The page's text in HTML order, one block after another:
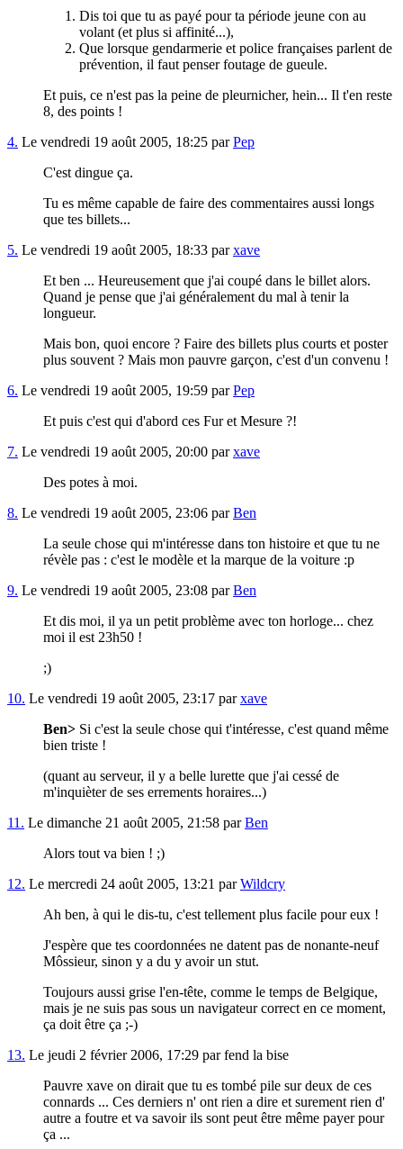
Dis toi que tu as payé pour ta période jeune con au
volant (et plus si affinité...),
Que lorsque gendarmerie et police françaises parlent de
prévention, il faut penser foutage de gueule.
Et puis, ce n'est pas la peine de pleurnicher, hein... Il t'en reste
8, des points !
4. Le vendredi 19 août 2005, 18:25 parPep
C'est dingue ça.
Tu es même capable de faire des commentaires aussi longs
que tes billets...
5. Le vendredi 19 août 2005, 18:33 parxave
Et ben ... Heureusement que j'ai coupé dans le billet alors.
Quand je pense que j'ai généralement du mal à tenir la
longueur.
Mais bon, quoi encore ? Faire des billets plus courts et poster
plus souvent ? Mais mon pauvre garçon, c'est d'un convenu !
6. Le vendredi 19 août 2005, 19:59 parPep
Et puis c'est qui d'abord ces Fur et Mesure ?!
7. Le vendredi 19 août 2005, 20:00 parxave
Des potes à moi.
8. Le vendredi 19 août 2005, 23:06 parBen
La seule chose qui m'intéresse dans ton histoire et que tu ne
révèle pas : c'est le modèle et la marque de la voiture :p
9. Le vendredi 19 août 2005, 23:08 parBen
Et dis moi, il ya un petit problème avec ton horloge... chez
moi il est 23h50 !
;)
10. Le vendredi 19 août 2005, 23:17 parxave
Ben> Si c'est la seule chose qui t'intéresse, c'est quand même
bien triste !
(quant au serveur, il y a belle lurette que j'ai cessé de
m'inquièter de ses errements horaires...)
11. Le dimanche 21 août 2005, 21:58 parBen
Alors tout va bien ! ;)
12. Le mercredi 24 août 2005, 13:21 parWildcry
Ah ben, à qui le dis-tu, c'est tellement plus facile pour eux !
J'espère que tes coordonnées ne datent pas de nonante-neuf
Môssieur, sinon y a du y avoir un stut.
Toujours aussi grise l'en-tête, comme le temps de Belgique,
mais je ne suis pas sous un navigateur correct en ce moment,
ça doit être ça ;-)
13. Le jeudi 2 février 2006, 17:29 par fend la bise
Pauvre xave on dirait que tu es tombé pile sur deux de ces
connards ... Ces derniers n' ont rien a dire et surement rien d'
autre a foutre et va savoir ils sont peut être même payer pour
ça ...